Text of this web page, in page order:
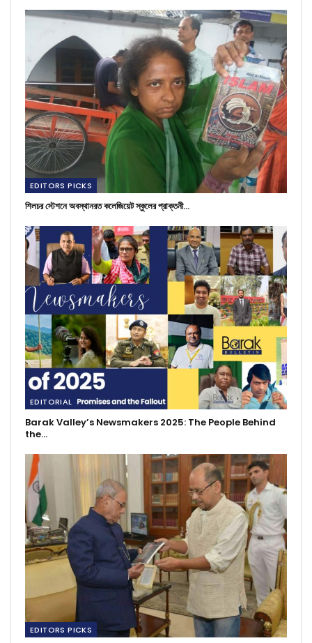
EDITORS PICKS
শিলচর স্টেশনে অবস্থানরত কলেজিয়েট স্কুলের প্রাক্তনী…
EDITORIAL
Barak Valley’s Newsmakers 2025: The People Behind
the…
EDITORS PICKS